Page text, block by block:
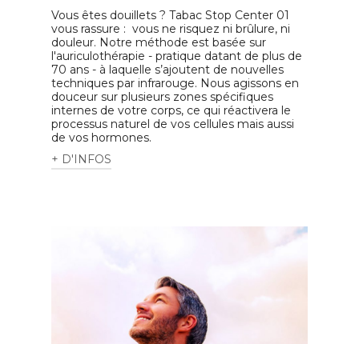
Vous êtes douillets ? Tabac Stop Center 01
vous rassure : vous ne risquez ni brûlure, ni
douleur. Notre méthode est basée sur
l'auriculothérapie - pratique datant de plus de
70 ans - à laquelle s’ajoutent de nouvelles
techniques par infrarouge. Nous agissons en
douceur sur plusieurs zones spécifiques
internes de votre corps, ce qui réactivera le
processus naturel de vos cellules mais aussi
de vos hormones.
+ D'INFOS
cigarette n'est pas facile et il y a
beaucoup de gens qui essaient et
échouent. Heureusement, il y a de
nouvelles méthodes qui peuvent aider les
gens à arrêter pour de bon.